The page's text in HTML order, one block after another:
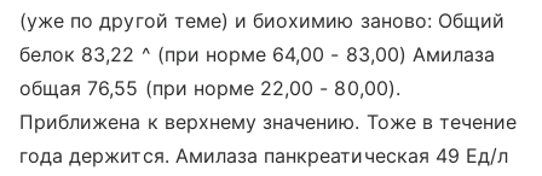
(уже по другой теме) и биохимию заново: Общий
белок 83,22 ^ (при норме 64,00 - 83,00) Амилаза
общая 76,55 (при норме 22,00 - 80,00).
Приближена к верхнему значению. Тоже в течение
года держится. Амилаза панкреатическая 49 Ед/л